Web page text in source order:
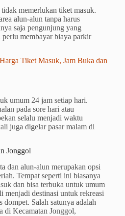
memerlukan tiket masuk.
alun-alun tanpa harus
saja pengunjung yang
membayar biaya parkir
Tiket Masuk, Jam Buka dan
umum 24 jam setiap hari.
pada sore hari atau
selalu menjadi waktu
juga digelar pasar malam di
Jonggol
dan alun-alun merupakan opsi
Tempat seperti ini biasanya
dan bisa terbuka untuk umum
menjadi destinasi untuk rekreasi
dompet. Salah satunya adalah
di Kecamatan Jonggol,